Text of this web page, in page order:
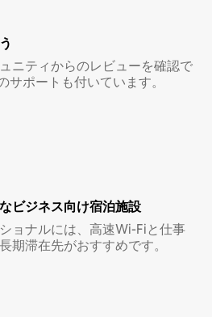
ニティからのレビューを確認で
サポートも付いています。
ビ⁠ジ⁠ネ⁠ス⁠向⁠け宿⁠泊⁠施⁠設
ョナルには、高速Wi-Fiと仕事
期滞在先がおすすめです。